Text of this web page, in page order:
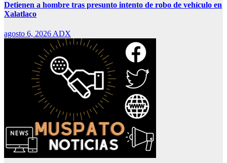
Detienen a hombre tras presunto intento de robo de vehículo en
Xalatlaco
agosto 6, 2026 ADX